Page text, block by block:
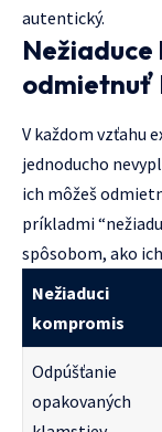
autentický.
Nežiaduce
odmietnuť
V každom vzťahu
jednoducho
ich môžeš
príkladmi
spôsobom, ako
Nežiaduci
kompromis
Odpúšťanie
opakovaných